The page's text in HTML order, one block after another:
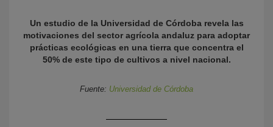
Un estudio de la Universidad de Córdoba revela las
motivaciones del sector agrícola andaluz para adoptar
prácticas ecológicas en una tierra que concentra el
50% de este tipo de cultivos a nivel nacional.
Fuente: Universidad de Córdoba